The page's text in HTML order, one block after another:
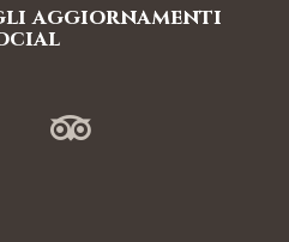
aggiornamenti